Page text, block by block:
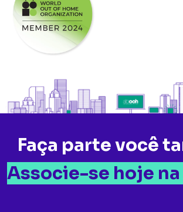
Faça parte você
Associe-se hoje na